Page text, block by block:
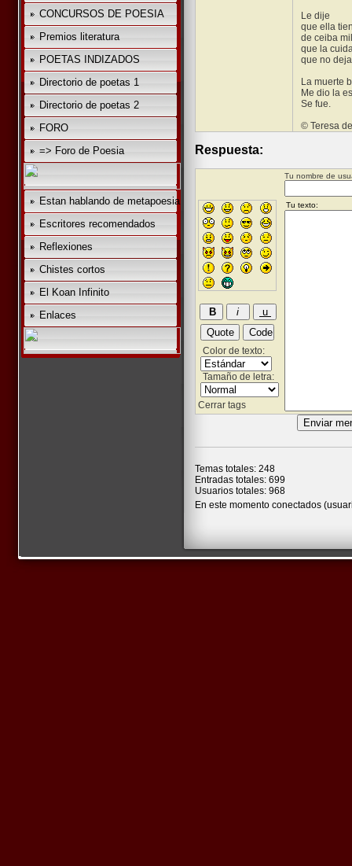
CONCURSOS DE POESIA
Premios literatura
POETAS INDIZADOS
Directorio de poetas 1
Directorio de poetas 2
FORO
=> Foro de Poesia
Estan hablando de metapoesia
Escritores recomendados
Reflexiones
Chistes cortos
El Koan Infinito
Enlaces
Le dije
que ella
de ceiba
que la
que no
La muerte
Me dio la
Se fue.
© Teresa
Respuesta:
Tu nombre de
Color de texto:
Tamaño de letra:
Cerrar tags
Temas totales: 248
Entradas totales: 699
Usuarios totales: 968
En este momento conectados